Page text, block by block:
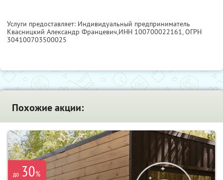
Услуги предоставляет: Индивидуальный предприниматель
Квасницкий Александр Францевич,ИНН 100700022161, ОГРН
304100703500025
Похожие акции:
до 30%